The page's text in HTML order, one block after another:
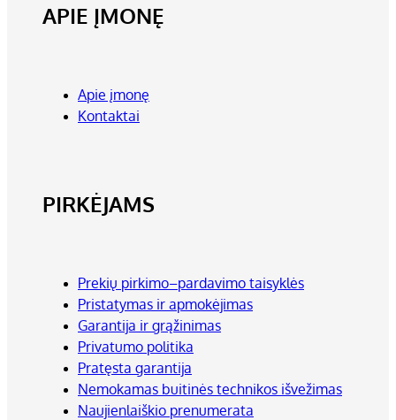
APIE ĮMONĘ
Apie įmonę
Kontaktai
PIRKĖJAMS
Prekių pirkimo–pardavimo taisyklės
Pristatymas ir apmokėjimas
Garantija ir grąžinimas
Privatumo politika
Pratęsta garantija
Nemokamas buitinės technikos išvežimas
Naujienlaiškio prenumerata